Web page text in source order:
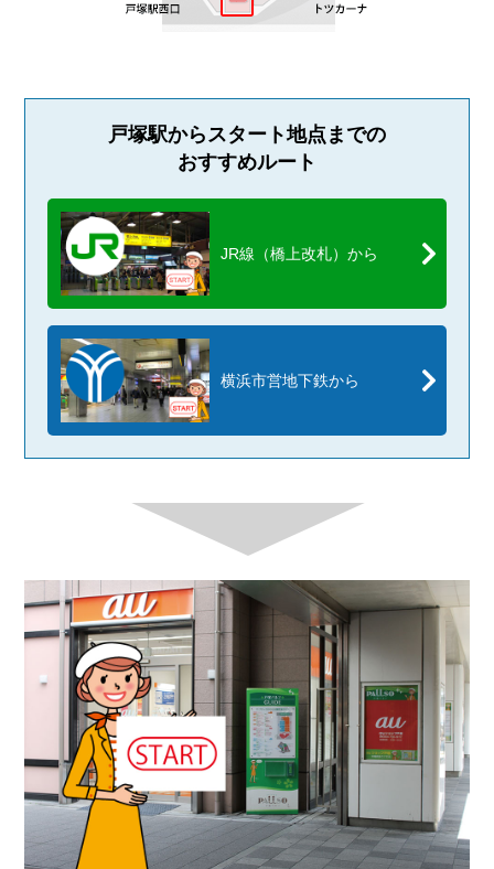
戸塚駅からスタート地点までの
おすすめルート
JR線（橋上改札）から
横浜市営地下鉄から